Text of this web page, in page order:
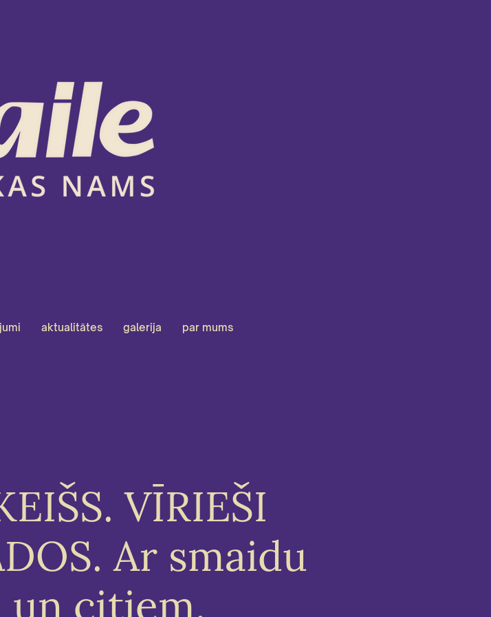
aktualitātes galerija par mums
VĪRIEŠI
Ar smaidu
un citiem.